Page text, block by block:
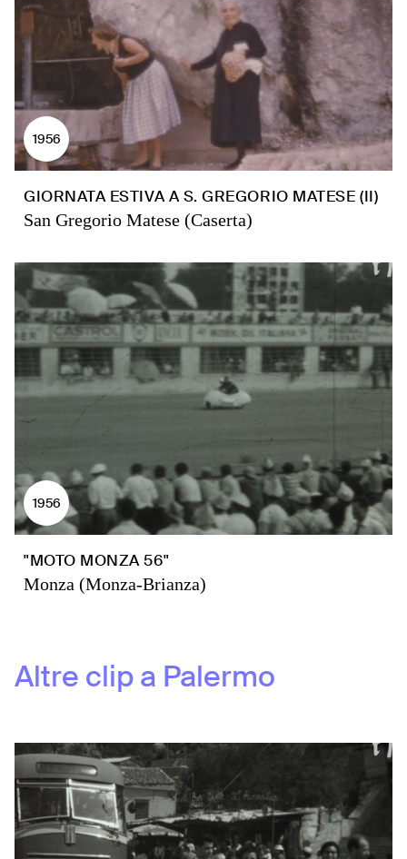
1956
GIORNATA ESTIVA A S. GREGORIO MATESE (II)
San Gregorio Matese (Caserta)
1956
"MOTO MONZA 56"
Monza (Monza-Brianza)
Altre clip a Palermo